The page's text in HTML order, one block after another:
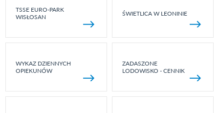
TSSE EURO-PARK
WISŁOSAN
ŚWIETLICA W LEONINIE
WYKAZ DZIENNYCH
OPIEKUNÓW
ZADASZONE
LODOWISKO - CENNIK